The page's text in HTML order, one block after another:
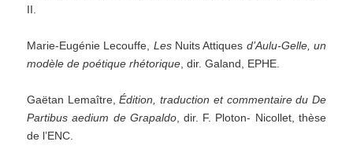
II.
Marie-Eugénie Lecouffe, LesNuits Attiques d’Aulu-Gelle, un
modèle de poétique rhétorique , dir. Galand, EPHE.
Gaëtan Lemaître,Édition, traduction et commentaire du De
Partibus aedium de Grapaldo, dir. F. Ploton- Nicollet, thèse
de l’ENC.